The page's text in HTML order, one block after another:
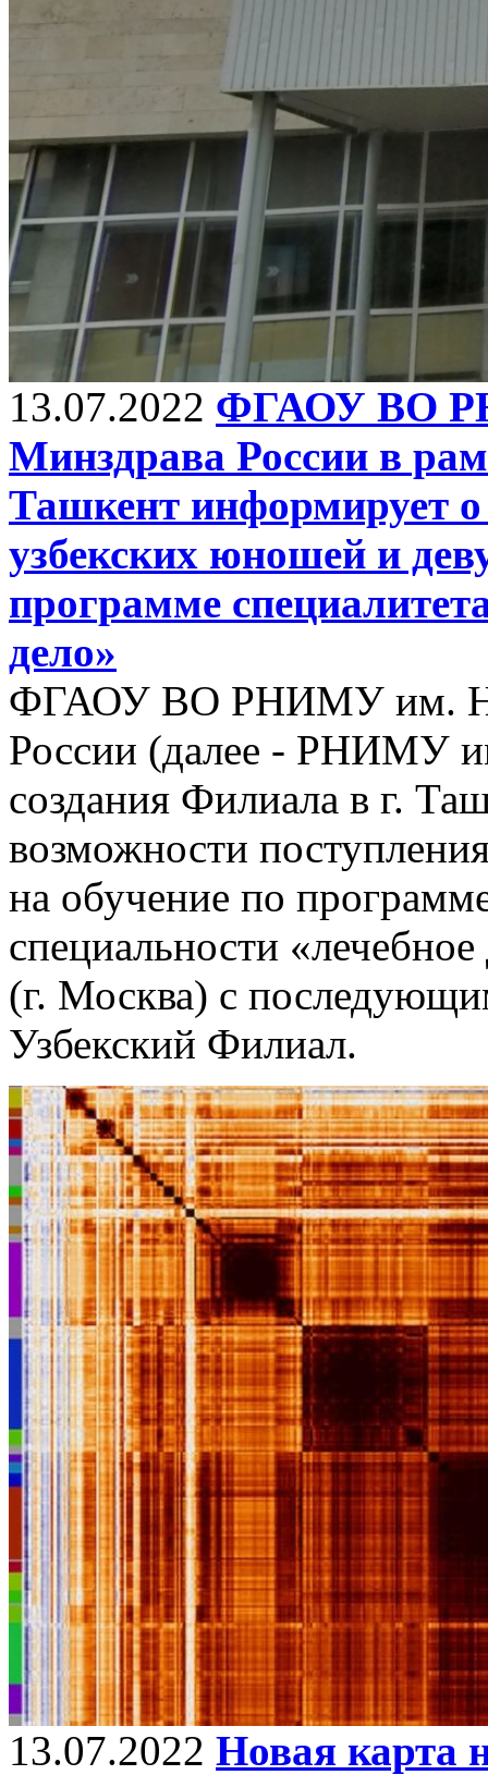
13.07.2022 ФГАОУ ВО
Минздрава России в
Ташкент информирует о
узбекских юношей и
программе
дело»
ФГАОУ ВО РНИМУ им.
России (далее - РНИМУ
создания Филиала в г.
возможности
на обучение по
специальности
(г. Москва) с
Узбекский Филиал.
13.07.2022 Новая карта